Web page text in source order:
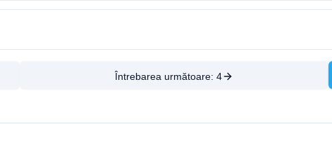
Întrebarea următoare: 4